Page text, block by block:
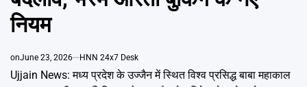
नियम
onJune 23, 2026 HNN 24x7 Desk
Ujjain News: मध्य प्रदेश के उज्जैन में स्थित विश्व प्रसिद्ध बाबा महाकाल